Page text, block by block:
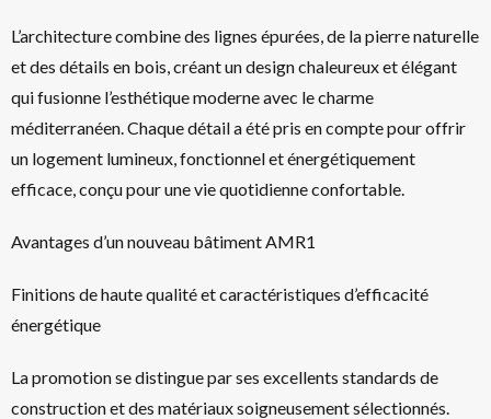
L’architecture combine des lignes épurées, de la pierre naturelle
et des détails en bois, créant un design chaleureux et élégant
qui fusionne l’esthétique moderne avec le charme
méditerranéen. Chaque détail a été pris en compte pour offrir
un logement lumineux, fonctionnel et énergétiquement
efficace, conçu pour une vie quotidienne confortable.
Avantages d’un nouveau bâtiment AMR1
Finitions de haute qualité et caractéristiques d’efficacité
énergétique
La promotion se distingue par ses excellents standards de
construction et des matériaux soigneusement sélectionnés.